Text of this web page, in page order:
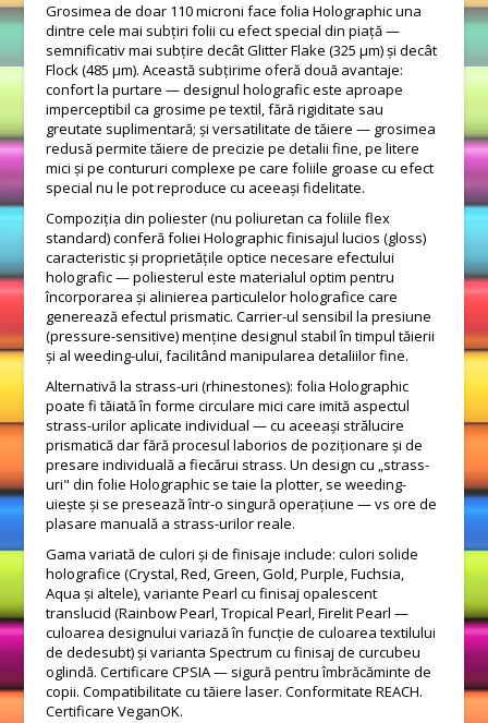
Grosimea de doar 110 microni face folia Holographic una
dintre cele mai subțiri folii cu efect special din piață —
semnificativ mai subțire decât Glitter Flake (325 μm) și decât
Flock (485 μm). Această subțirime oferă două avantaje:
confort la purtare — designul holografic este aproape
imperceptibil ca grosime pe textil, fără rigiditate sau
greutate suplimentară; și versatilitate de tăiere — grosimea
redusă permite tăiere de precizie pe detalii fine, pe litere
mici și pe contururi complexe pe care foliile groase cu efect
special nu le pot reproduce cu aceeași fidelitate.
Compoziția din poliester (nu poliuretan ca foliile flex
standard) conferă foliei Holographic finisajul lucios (gloss)
caracteristic și proprietățile optice necesare efectului
holografic — poliesterul este materialul optim pentru
încorporarea și alinierea particulelor holografice care
generează efectul prismatic. Carrier-ul sensibil la presiune
(pressure-sensitive) menține designul stabil în timpul tăierii
și al weeding-ului, facilitând manipularea detaliilor fine.
Alternativă la strass-uri (rhinestones): folia Holographic
poate fi tăiată în forme circulare mici care imită aspectul
strass-urilor aplicate individual — cu aceeași strălucire
prismatică dar fără procesul laborios de poziționare și de
presare individuală a fiecărui strass. Un design cu „strass-
uri" din folie Holographic se taie la plotter, se weeding-
uiește și se presează într-o singură operațiune — vs ore de
plasare manuală a strass-urilor reale.
Gama variată de culori și de finisaje include: culori solide
holografice (Crystal, Red, Green, Gold, Purple, Fuchsia,
Aqua și altele), variante Pearl cu finisaj opalescent
translucid (Rainbow Pearl, Tropical Pearl, Firelit Pearl —
culoarea designului variază în funcție de culoarea textilului
de dedesubt) și varianta Spectrum cu finisaj de curcubeu
oglindă. Certificare CPSIA — sigură pentru îmbrăcăminte de
copii. Compatibilitate cu tăiere laser. Conformitate REACH.
Certificare VeganOK.